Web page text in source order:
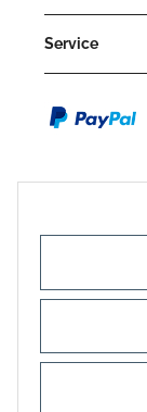
Service
Outdoor-
Kreuzäcker
D-88214